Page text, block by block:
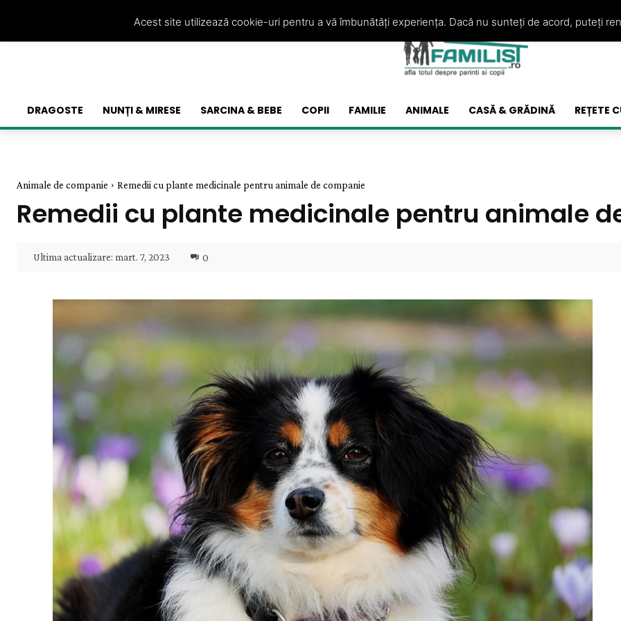
DRAGOSTE NUNȚI & MIRESE SARCINA & BEBE COPII FAMILIE ANIMALE CASĂ & GRĂDINĂ REȚETE
Animale de companie Remedii cu plante medicinale pentru animale de companie
Remedii cu plante medicinale pentru animale
Ultima actualizare: mart. 7, 2023 0
Acest site utilizează cookie-uri pentru a vă îmbunătăți experiența. Dacă nu sunteți de acord, puteți